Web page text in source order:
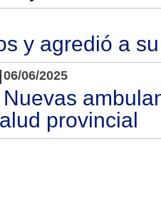
y agredió a
06/06/2025
Nuevas
provincial